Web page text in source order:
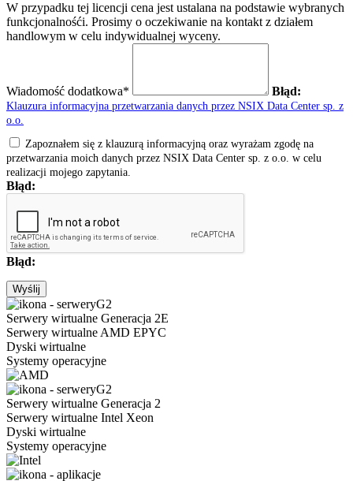
W przypadku tej licencji cena jest ustalana na podstawie wybranych
funkcjonalnośći. Prosimy o oczekiwanie na kontakt z działem
handlowym w celu indywidualnej wyceny.
Wiadomość dodatkowa* Błąd:
Klauzura informacyjna przetwarzania danych przez NSIX Data Center sp. z
o.o.
Zapoznałem się z klauzurą informacyjną oraz wyrażam zgodę na
przetwarzania moich danych przez NSIX Data Center sp. z o.o. w celu
realizacji mojego zapytania.
Błąd:
Błąd:
Wyślij
Serwery wirtualne Generacja 2E
Serwery wirtualne AMD EPYC
Dyski wirtualne
Systemy operacyjne
Serwery wirtualne Generacja 2
Serwery wirtualne Intel Xeon
Dyski wirtualne
Systemy operacyjne